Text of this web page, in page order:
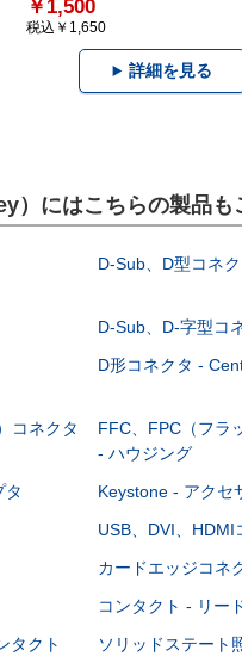
￥1,500
税込￥1,650
詳細を見る
）にはこちらの製品も
D-Sub、D型コネ
D-Sub、D-字型コ
D形コネクタ -
コネクタ
FFC、FPC（フラ
- ハウジング
タ Keystone - アクセ
USB、DVI、HDMI
カードエッジコネ
コンタクト - リー
タクト
ソリッドステート